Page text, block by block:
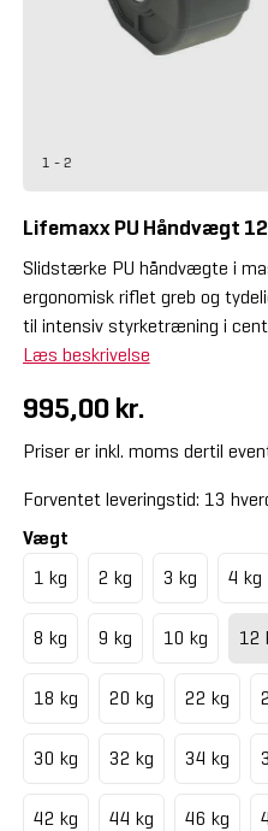
1 - 2
Lifemaxx PU Håndvægt
Slidstærke PU håndvægte i
ergonomisk riflet greb og
til intensiv styrketræning i
Læs beskrivelse
995,00 kr.
Priser er inkl. moms dertil
Forventet leveringstid: 13
Vægt
1 kg
2 kg 3 kg 4 kg
8 kg 9 kg 10 kg 12
18 kg 20 kg 22 kg
30 kg 32 kg 34 kg
42 kg 44 kg 46 kg